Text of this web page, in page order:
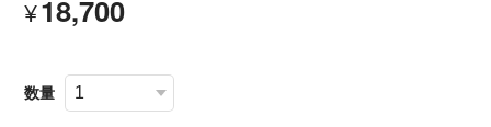
¥18,700
数量